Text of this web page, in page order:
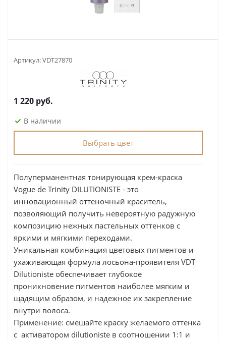
Артикул:VDT27870
1 220 руб.
В наличии
Выбрать цвет
Полуперманентная тонирующая крем-краска
Vogue de Trinity DILUTIONISTE - это
инновационный оттеночный краситель,
позволяющий получить невероятную радужную
композицию нежных пастельных оттенков с
яркими и мягкими переходами.
Уникальная комбинация цветовых пигментов и
ухаживающая формула лосьона-проявителя VDT
Dilutioniste обеспечивает глубокое
проникновение пигментов наиболее мягким и
щадящим образом, и надежное их закрепление
внутри волоса.
Применение: cмешайте краску желаемого оттенка
с активатором dilutioniste в соотношении 1:1 и